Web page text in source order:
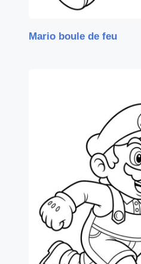
Mario boule de feu